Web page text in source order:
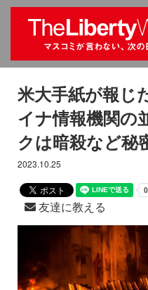
米大手紙が報じ
イナ情報機関の
クは暗殺など秘
2023.10.25
友達に教える